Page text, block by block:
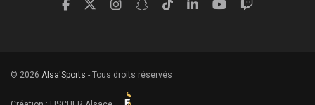
© 2026 Alsa'Sports - Tous droits réservés